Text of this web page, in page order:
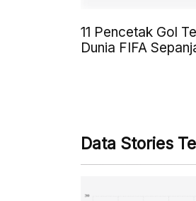
11 Pencetak Gol
Dunia FIFA
Data Stories